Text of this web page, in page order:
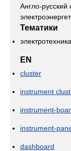
Англо-русский
Тематики
EN
cluster
instrument
instrument-
instrument-
dashboard